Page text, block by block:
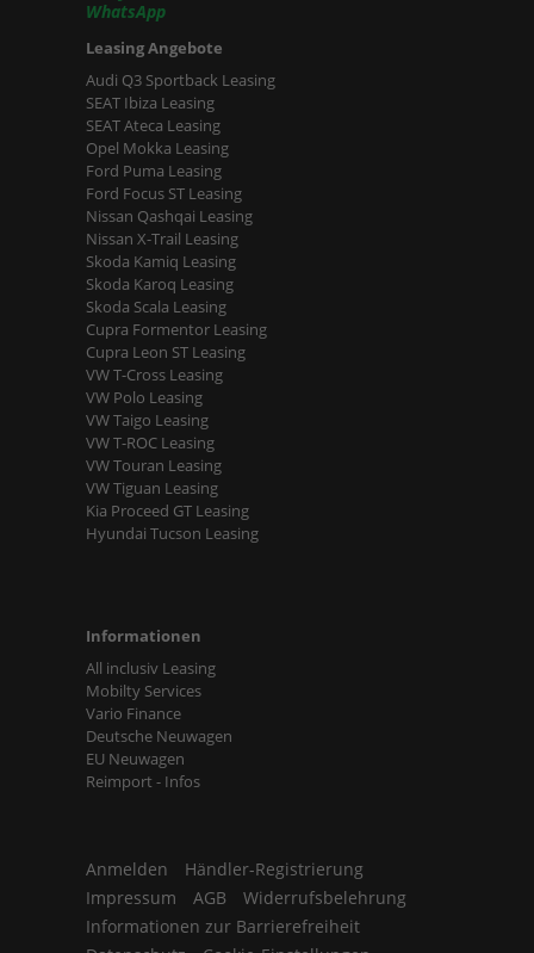
Leasing Angebote
Audi Q3 Sportback Leasing
SEAT Ibiza Leasing
SEAT Ateca Leasing
Opel Mokka Leasing
Ford Puma Leasing
Ford Focus ST Leasing
Nissan Qashqai Leasing
Nissan X-Trail Leasing
Skoda Kamiq Leasing
Skoda Karoq Leasing
Skoda Scala Leasing
Cupra Formentor Leasing
Cupra Leon ST Leasing
VW T-Cross Leasing
VW Polo Leasing
VW Taigo Leasing
VW T-ROC Leasing
VW Touran Leasing
VW Tiguan Leasing
Kia Proceed GT Leasing
Hyundai Tucson Leasing
Informationen
All inclusiv Leasing
Mobilty Services
Vario Finance
Deutsche Neuwagen
EU Neuwagen
Reimport - Infos
Anmelden
Händler-Registrierung
Impressum
AGB
Widerrufsbelehrung
Informationen zur Barrierefreiheit